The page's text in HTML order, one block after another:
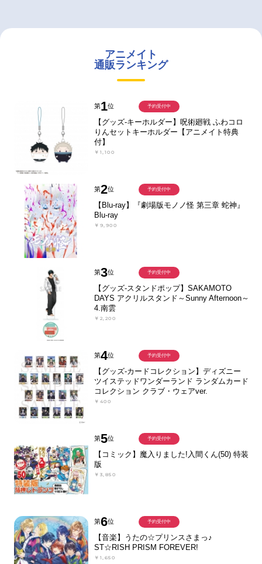
アニメイト
通販ランキング
第1位
【グッズ-キーホルダー】呪術廻戦 ふわコロ
りんセットキーホルダー【アニメイト特典
付】
￥1,100
予約受付中
第2位
【Blu-ray】『劇場版モノノ怪 第三章 蛇神』
Blu-ray
￥9,900
予約受付中
第3位
【グッズ-スタンドポップ】SAKAMOTO
DAYS アクリルスタンド～Sunny Afternoon～
4.南雲
￥2,200
予約受付中
第4位
【グッズ-カードコレクション】ディズニー
ツイステッドワンダーランド ランダムカード
コレクション クラブ・ウェアver.
￥400
予約受付中
第5位
【コミック】魔入りました!入間くん(50) 特装
版
￥3,850
予約受付中
第6位
【音楽】うたの☆プリンスさまっ♪
ST☆RISH PRISM FOREVER!
￥1,650
予約受付中